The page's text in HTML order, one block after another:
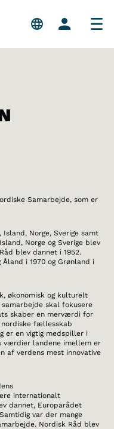
Samarbejde, som er
Norge, Sverige samt
Norge og Sverige blev
blev dannet i 1952.
i 1970 og Grønland i
økonomisk og kulturelt
skal fokusere
skaber en merværdi for
nordiske fællesskab
er en vigtig medspiller i
værdier landene imellem er
af verdens mest innovative
internationalt
dannet, Europarådet
var der mange
Nordisk Råd blev